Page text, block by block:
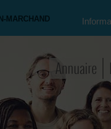
MARCHAND
Annuaire